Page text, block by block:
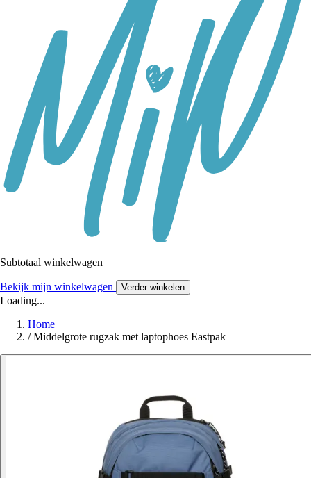
Subtotaal winkelwagen
Bekijk mijn winkelwagen Verder winkelen
Loading...
Home
/ Middelgrote rugzak met laptophoes Eastpak